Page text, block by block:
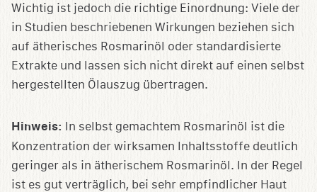
Wichtig ist jedoch die richtige Einordnung: Viele der
in Studien beschriebenen Wirkungen beziehen sich
auf ätherisches Rosmarinöl oder standardisierte
Extrakte und lassen sich nicht direkt auf einen selbst
hergestellten Ölauszug übertragen.
Hinweis: In selbst gemachtem Rosmarinöl ist die
Konzentration der wirksamen Inhaltsstoffe deutlich
geringer als in ätherischem Rosmarinöl. In der Regel
ist es gut verträglich, bei sehr empfindlicher Haut